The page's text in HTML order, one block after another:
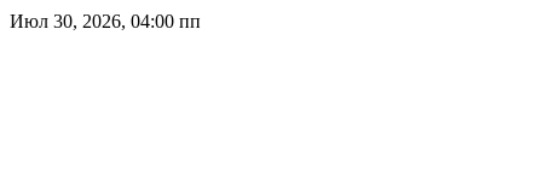
Июл 30, 2026, 04:00 пп